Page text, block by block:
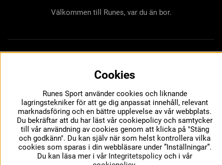
Välkommen till Runes, var du än bor.
Cookies
Runes Sport använder cookies och liknande
lagringstekniker för att ge dig anpassat innehåll, relevant
marknadsföring och en bättre upplevelse av vår webbplats.
Du bekräftar att du har läst vår cookiepolicy och samtycker
till vår användning av cookies genom att klicka på "Stäng
och godkänn". Du kan själv när som helst kontrollera vilka
cookies som sparas i din webbläsare under ”Inställningar”.
Du kan läsa mer i vår Integritetspolicy och i vår